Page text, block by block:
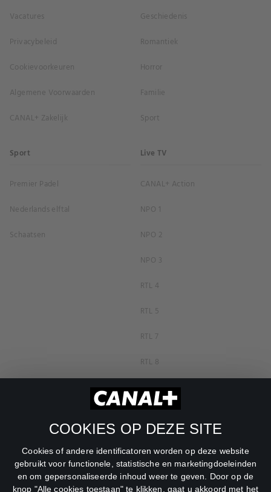
COOKIES OP DEZE SITE
Cookies of andere identificatoren worden op deze website
gebruikt voor functionele, statistische en marketingdoeleinden
en om gepersonaliseerde inhoud weer te geven. Door op de
knop "Alle cookies toestaan" te klikken, gaat u akkoord met het
Vacatures
Privacybeleid
Cookievoorkeuren
Algemene Voorwaarden
CANAL+ Zakelijk
Geschiedenis
Romantiek
Horror
Familie
Sport
Sport
Premier Padel
Nederlands elftal
Schaatsen
Live TV
CANAL+ Action
NPO 1
NPO 2
NPO 3
RTL 4
RTL 5
RTL 7
RTL 8
RTL Z
SBS6
Net5
Veronica
DreamWorks Channel